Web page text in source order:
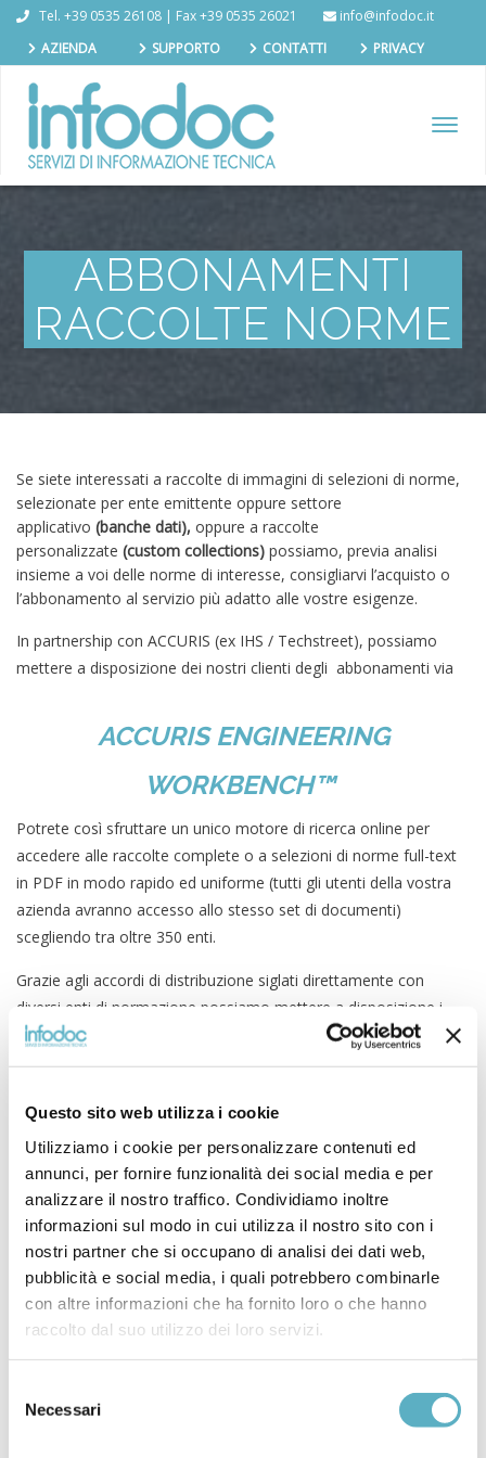
Questo sito web utilizza i cookie
Utilizziamo i cookie per personalizzare contenuti ed
annunci, per fornire funzionalità dei social media e per
analizzare il nostro traffico. Condividiamo inoltre
informazioni sul modo in cui utilizza il nostro sito con i
nostri partner che si occupano di analisi dei dati web,
pubblicità e social media, i quali potrebbero combinarle
con altre informazioni che ha fornito loro o che hanno
raccolto dal suo utilizzo dei loro servizi.
delNecessari
Tel. +39 0535 26108 | Fax +39 0535 26021
info@infodoc.it
AZIENDA
SUPPORTO CONTATTI PRIVACY
ABBONAMENTI
RACCOLTE NORME
Se siete interessati a raccolte di immagini di selezioni di norme,
selezionate per ente emittente oppure settore
applicativo (banche dati), oppure a raccolte
personalizzate (custom collections) possiamo, previa analisi
insieme a voi delle norme di interesse, consigliarvi l’acquisto o
l’abbonamento al servizio più adatto alle vostre esigenze.
In partnership con ACCURIS (ex IHS / Techstreet), possiamo
mettere a disposizione dei nostri clienti degli abbonamenti via
ACCURIS ENGINEERING
WORKBENCH™
Potrete così sfruttare un unico motore di ricerca online per
accedere alle raccolte complete o a selezioni di norme full-text
in PDF in modo rapido ed uniforme (tutti gli utenti della vostra
azienda avranno accesso allo stesso set di documenti)
scegliendo tra oltre 350 enti.
Grazie agli accordi di distribuzione siglati direttamente con
diversi enti di normazione possiamo mettere a disposizione i
loro prodotti e servizi:
ASTM
BSI
DIN
SAE INTERNATIONAL – SOCIETY OF AUTOMOTIVE